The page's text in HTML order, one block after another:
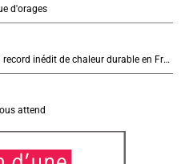
d'orages
Vague de chaleur et canicule : vers un record inédit de chaleur durable en France
attend